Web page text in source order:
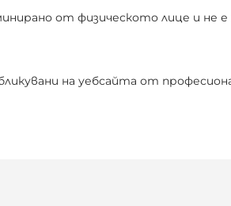
от физическото лице и не
на уебсайта от